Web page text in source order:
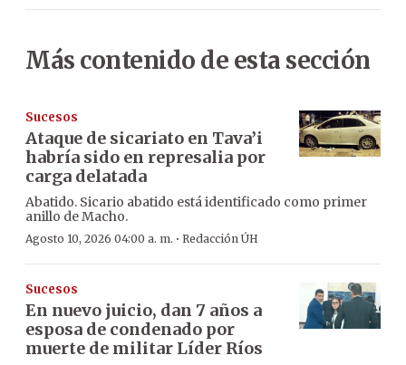
Más contenido de esta sección
Sucesos
Ataque de sicariato en Tava’i
habría sido en represalia por
carga delatada
Abatido. Sicario abatido está identificado como primer
anillo de Macho.
Agosto 10, 2026 04:00 a. m. · Redacción ÚH
Sucesos
En nuevo juicio, dan 7 años a
esposa de condenado por
muerte de militar Líder Ríos